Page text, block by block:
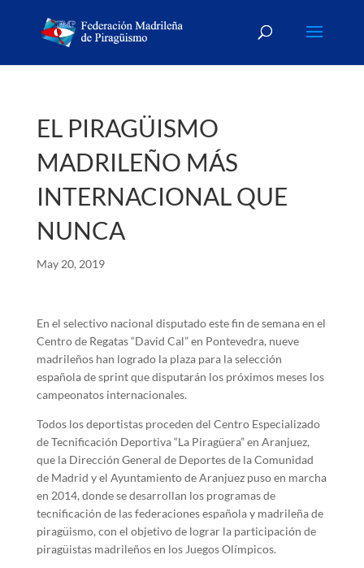
EL PIRAGÜISMO
MADRILEÑO MÁS
INTERNACIONAL QUE
NUNCA
May 20, 2019
En el selectivo nacional disputado este fin de semana en el
Centro de Regatas “David Cal” en Pontevedra, nueve
madrileños han logrado la plaza para la selección
española de sprint que disputarán los próximos meses los
campeonatos internacionales.
Todos los deportistas proceden del Centro Especializado
de Tecnificación Deportiva “La Piragüera” en Aranjuez,
que la Dirección General de Deportes de la Comunidad
de Madrid y el Ayuntamiento de Aranjuez puso en marcha
en 2014, donde se desarrollan los programas de
tecnificación de las federaciones española y madrileña de
piragüismo, con el objetivo de lograr la participación de
piragüistas madrileños en los Juegos Olímpicos.